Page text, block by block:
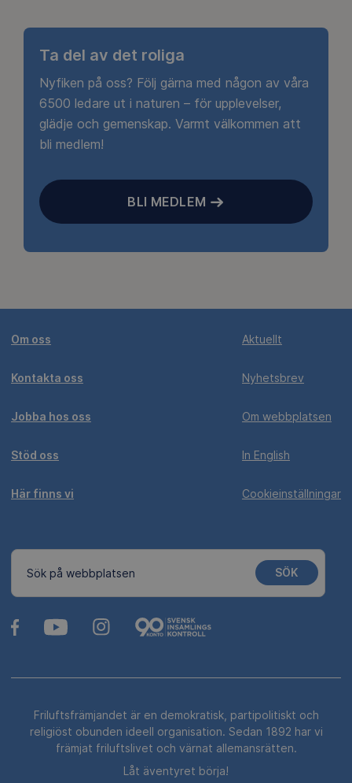
Ta del av det roliga
Nyfiken på oss? Följ gärna med någon av våra
6500 ledare ut i naturen – för upplevelser,
glädje och gemenskap. Varmt välkommen att
bli medlem!
BLI MEDLEM
Om oss
Kontakta oss
Jobba hos oss
Stöd oss
Här finns vi
Aktuellt
Nyhetsbrev
Om webbplatsen
In English
Cookieinställningar
Sök på webbplatsen SÖK
Friluftsfrämjandet är en demokratisk, partipolitiskt och
religiöst obunden ideell organisation. Sedan 1892 har vi
främjat friluftslivet och värnat allemansrätten.
Låt äventyret börja!